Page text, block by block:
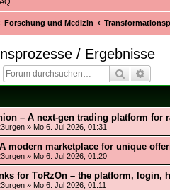
Forschung und Medizin
/ Ergebnisse
Suche
– A next-gen trading platform for
» Mo 6. Jul 2026, 01:31
modern marketplace for unique
» Mo 6. Jul 2026, 01:20
for TоRzOn – the platform, login,
» Mo 6. Jul 2026, 01:11